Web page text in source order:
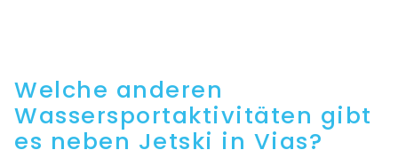
Welche anderen
Wassersportaktivitäten gibt
es neben Jetski in Vias?